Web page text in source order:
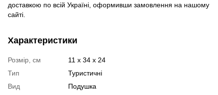
доставкою по всій Україні, оформивши замовлення на нашому
сайті.
Характеристики
Розмір, см
11 х 34 х 24
Тип
Туристичні
Вид
Подушка